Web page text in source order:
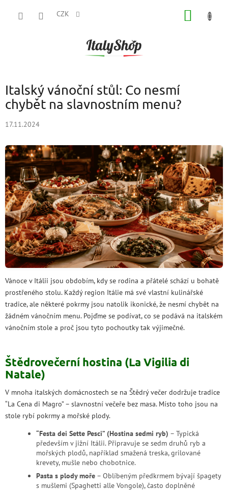
CZK
Italský vánoční stůl: Co nesmí
chybět na slavnostním menu?
17.11.2024
Vánoce v Itálii jsou obdobím, kdy se rodina a přátelé schází u bohatě
prostřeného stolu. Každý region Itálie má své vlastní kulinářské
tradice, ale některé pokrmy jsou natolik ikonické, že nesmí chybět na
žádném vánočním menu. Pojďme se podívat, co se podává na italském
vánočním stole a proč jsou tyto pochoutky tak výjimečné.
Štědrovečerní hostina (La Vigilia di
Natale)
V mnoha italských domácnostech se na Štědrý večer dodržuje tradice
“La Cena di Magro” – slavnostní večeře bez masa. Místo toho jsou na
stole rybí pokrmy a mořské plody.
“Festa dei Sette Pesci” (Hostina sedmi ryb) – Typická
především v jižní Itálii. Připravuje se sedm druhů ryb a
mořských plodů, například smažená treska, grilované
krevety, mušle nebo chobotnice.
Pasta s plody moře – Oblíbeným předkrmem bývají špagety
s mušlemi (Spaghetti alle Vongole), často doplněné